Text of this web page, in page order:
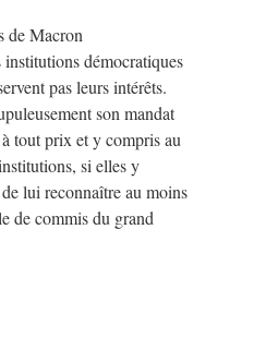
de Macron
institutions démocratiques
pas leurs intérêts.
son mandat
tout prix et y compris au
si elles y
lui reconnaître au moins
de commis du grand